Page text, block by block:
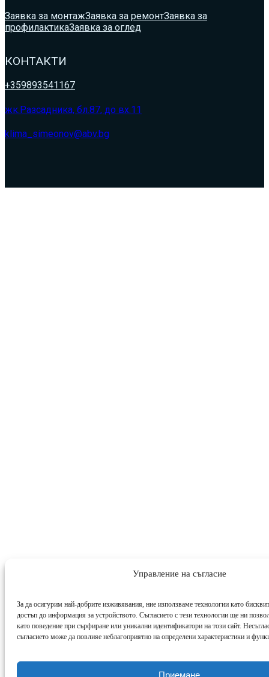
Управление на съгласие
За да осигурим най-добрите изживявания, ние използваме технологии като
достъп до информация за устройството. Съгласието с тези технологии ще ни
като поведение при сърфиране или уникални идентификатори на този сайт.
съгласието може да повлияе неблагоприятно на определени характеристики и
Приемане
Заявка за монтажЗаявка за ремонтЗаявка за
профилактикаЗаявка за оглед
КОНТАКТИ
+359893541167
жк.Разсадника, бл.87, до вх.11
klima_simeonov@abv.bg